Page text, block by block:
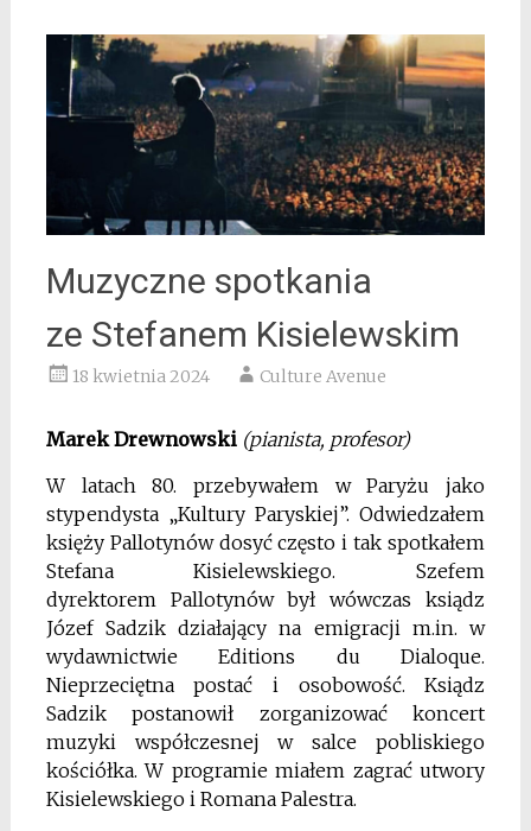
Muzyczne spotkania
ze Stefanem Kisielewskim
18 kwietnia 2024 Culture Avenue
Marek Drewnowski (pianista, profesor)
W latach 80. przebywałem w Paryżu jako
stypendysta „Kultury Paryskiej”. Odwiedzałem
księży Pallotynów dosyć często i tak spotkałem
Stefana Kisielewskiego. Szefem
dyrektorem Pallotynów był wówczas ksiądz
Józef Sadzik działający na emigracji m.in. w
wydawnictwie Editions du Dialoque.
Nieprzeciętna postać i osobowość. Ksiądz
Sadzik postanowił zorganizować koncert
muzyki współczesnej w salce pobliskiego
kościółka. W programie miałem zagrać utwory
Kisielewskiego i Romana Palestra.